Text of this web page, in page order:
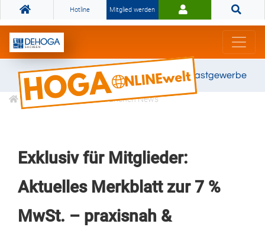
Hotline Mitglied werden
Gemeinsam stark für das Gastgewerbe
Informationen Branchen News
Exklusiv für Mitglieder:
Aktuelles Merkblatt zur 7 %
MwSt. – praxisnah &